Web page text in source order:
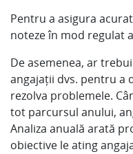
Pentru a asigura
noteze în mod regulat
De asemenea, ar
angajații dvs. pentru a
rezolva problemele.
tot parcursul anului,
Analiza anuală arată
obiective le ating